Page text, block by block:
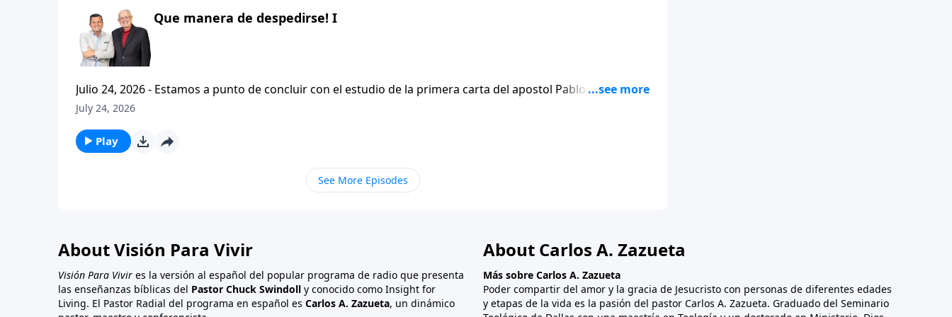
Que manera de despedirse! I
Julio 24, 2026 - Estamos a punto de concluir con el estudio de la primera carta del apostol Pablo a los
tesalonicenses titulado: Cristianismo Contagioso. En este escrito vemos una despedida franca. En lugar de
a sus hijos espirituales con una bendicion que termina siendo el punto mas apasionado de toda su carta.
July 24, 2026
Play
See More Episodes
About Visión Para Vivir
Visión Para Vivir es la versión al español del popular programa de radio que presenta
las enseñanzas bíblicas del Pastor Chuck Swindoll y conocido como Insight for
Living. El Pastor Radial del programa en español es Carlos A. Zazueta, un dinámico
About Carlos A. Zazueta
Más sobre Carlos A. Zazueta
Poder compartir del amor y la gracia de Jesucristo con personas de diferentes edades
y etapas de la vida es la pasión del pastor Carlos A. Zazueta. Graduado del Seminario